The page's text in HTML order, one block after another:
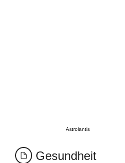
Astrolantis
Gesundheit